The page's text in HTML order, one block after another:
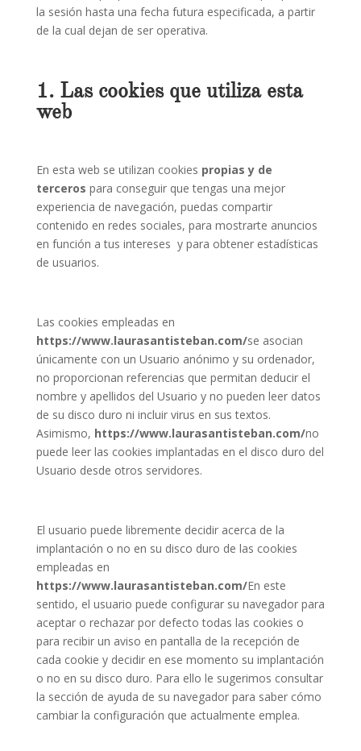
la sesión hasta una fecha futura especificada, a partir
de la cual dejan de ser operativa.
1. Las cookies que utiliza esta
web
En esta web se utilizan cookies propias y de
terceros para conseguir que tengas una mejor
experiencia de navegación, puedas compartir
contenido en redes sociales, para mostrarte anuncios
en función a tus intereses y para obtener estadísticas
de usuarios.
Las cookies empleadas en
https://www.laurasantisteban.com/se asocian
únicamente con un Usuario anónimo y su ordenador,
no proporcionan referencias que permitan deducir el
nombre y apellidos del Usuario y no pueden leer datos
de su disco duro ni incluir virus en sus textos.
Asimismo, https://www.laurasantisteban.com/no
puede leer las cookies implantadas en el disco duro del
Usuario desde otros servidores.
El usuario puede libremente decidir acerca de la
implantación o no en su disco duro de las cookies
empleadas en
https://www.laurasantisteban.com/En este
sentido, el usuario puede configurar su navegador para
aceptar o rechazar por defecto todas las cookies o
para recibir un aviso en pantalla de la recepción de
cada cookie y decidir en ese momento su implantación
o no en su disco duro. Para ello le sugerimos consultar
la sección de ayuda de su navegador para saber cómo
cambiar la configuración que actualmente emplea.